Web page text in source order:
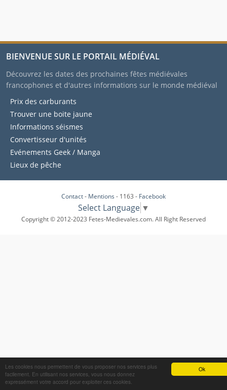
Ok
Les cookies nous permettent de vous proposer nos services plus
facilement. En utilisant nos services, vous nous donnez
expressément votre accord pour exploiter ces cookies.
BIENVENUE SUR LE PORTAIL MÉDIÉVAL
Découvrez les dates des prochaines fêtes médiévales
francophones et d'autres informations sur le monde médiéval
Prix des carburants
Trouver une boite jaune
Informations séismes
Convertisseur d'unités
Evénements Geek / Manga
Lieux de pêche
Contact- Mentions - 1163 - Facebook
Select Language ▼
Copyright © 2012-2023 Fetes-Medievales.com. All Right Reserved